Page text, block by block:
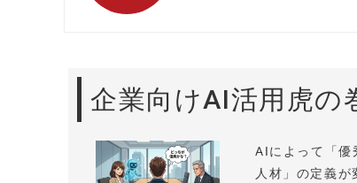
企業向けAI活用虎の
AIによって「優
人材」の定義が